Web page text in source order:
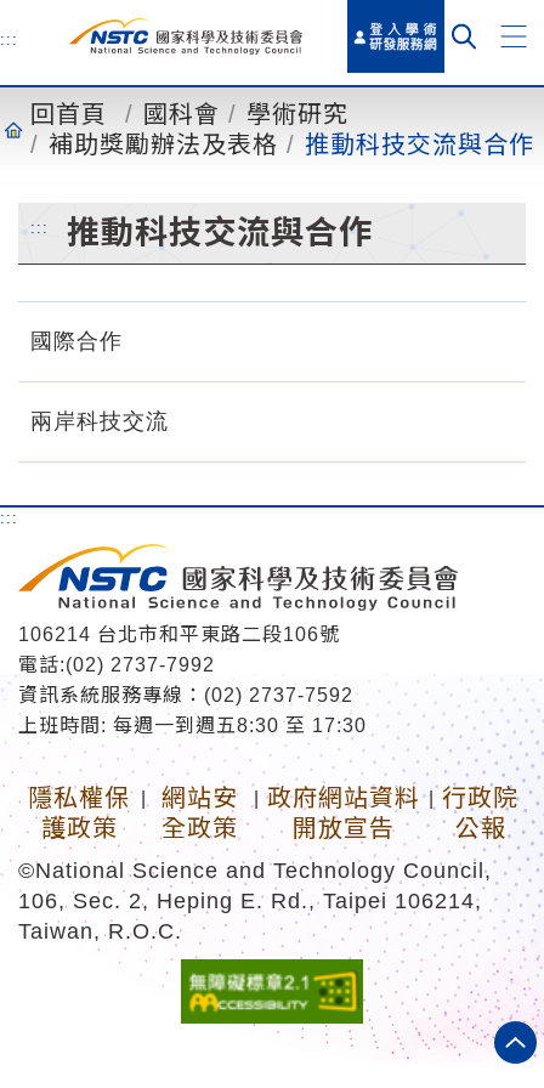
主
容
:::
回首頁 國科會
學術研究
補助獎勵辦法及表格
推動科技交流與合作
::: 推動科技交流與合作
國際合作
兩岸科技交流
:::
106214 台北市和平東路二段106號
電話:(02) 2737-7992
資訊系統服務專線：(02) 2737-7592
上班時間: 每週一到週五8:30 至 17:30
隱私權保
護政策
網站安
全政策
政府網站資料
開放宣告
行政院
公報
©National Science and Technology Council,
106, Sec. 2, Heping E. Rd., Taipei 106214,
Taiwan, R.O.C.